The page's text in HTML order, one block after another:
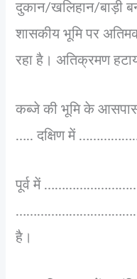
दुकान/खलिहान/बाड़ी
शासकीय भूमि पर
रहा है। अतिक्रमण
कब्जे की भूमि के
….. दक्षिण में
पूर्व में
है।